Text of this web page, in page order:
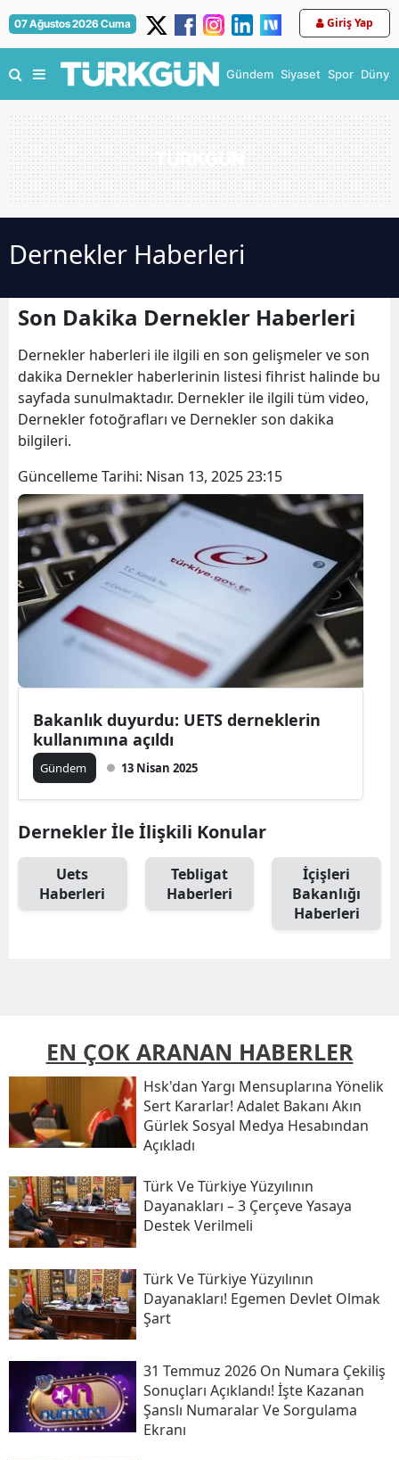
07 Ağustos 2026 Cuma Giriş Yap
Gündem Siyaset Spor Dünya
Dernekler Haberleri
Son Dakika Dernekler Haberleri
Dernekler haberleri ile ilgili en son gelişmeler ve son
dakika Dernekler haberlerinin listesi fihrist halinde bu
sayfada sunulmaktadır. Dernekler ile ilgili tüm video,
Dernekler fotoğrafları ve Dernekler son dakika
bilgileri.
Güncelleme Tarihi: Nisan 13, 2025 23:15
Bakanlık duyurdu: UETS derneklerin
kullanımına açıldı
Gündem 13 Nisan 2025
Dernekler İle İlişkili Konular
Uets
Haberleri
Tebligat
Haberleri
İçişleri
Bakanlığı
Haberleri
EN ÇOK ARANAN HABERLER
Hsk'dan Yargı Mensuplarına Yönelik
Sert Kararlar! Adalet Bakanı Akın
Gürlek Sosyal Medya Hesabından
Açıkladı
Türk Ve Türkiye Yüzyılının
Dayanakları – 3 Çerçeve Yasaya
Destek Verilmeli
Türk Ve Türkiye Yüzyılının
Dayanakları! Egemen Devlet Olmak
Şart
31 Temmuz 2026 On Numara Çekiliş
Sonuçları Açıklandı! İşte Kazanan
Şanslı Numaralar Ve Sorgulama
Ekranı